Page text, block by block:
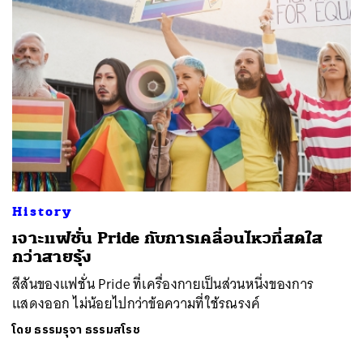
History
เจาะแฟชั่น Pride กับการเคลื่อนไหวที่สดใส
กว่าสายรุ้ง
สีสันของแฟชั่น Pride ที่เครื่องกายเป็นส่วนหนึ่งของการ
แสดงออก ไม่น้อยไปกว่าข้อความที่ใช้รณรงค์
โดย ธรรมรุจา ธรรมสโรช